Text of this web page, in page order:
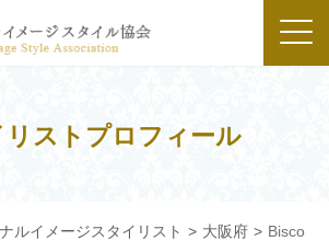
リストプロフィール
ルイメージスタイリスト > 大阪府 > Bisco